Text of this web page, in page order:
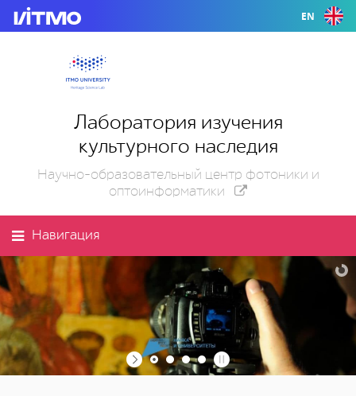
EN
Лаборатория изучения
культурного наследия
Научно-образовательный центр фотоники и
оптоинформатики
Навигация